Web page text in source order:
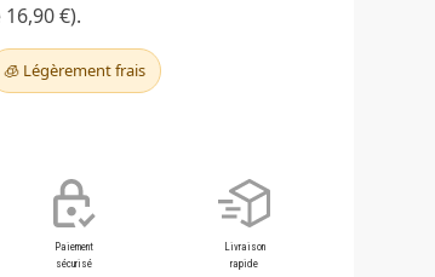
€).
🧊 Légèrement frais
Paiement
sécurisé
Livraison
rapide